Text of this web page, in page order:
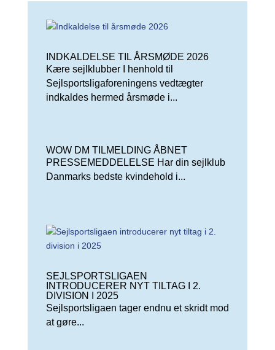
INDKALDELSE TIL ÅRSMØDE 2026
Kære sejlklubber I henhold til
Sejlsportsligaforeningens vedtægter
indkaldes hermed årsmøde i...
WOW DM TILMELDING ÅBNET
PRESSEMEDDELELSE Har din sejlklub
Danmarks bedste kvindehold i...
SEJLSPORTSLIGAEN
INTRODUCERER NYT TILTAG I 2.
DIVISION I 2025
Sejlsportsligaen tager endnu et skridt mod
at gøre...